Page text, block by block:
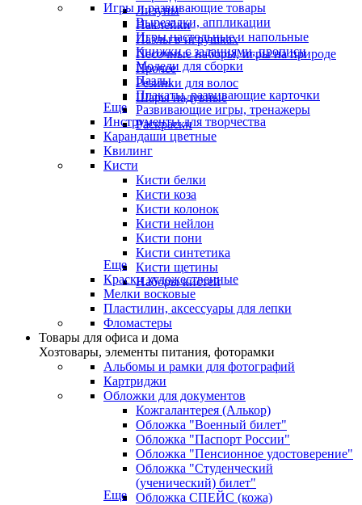
Лизуны
Наклейки
Пазлы в игрушках
Песочные наборы, игры на природе
Прочее
Резинки для волос
Шары надувные
Игры и развивающие товары
Вырезалки, аппликации
Игры настольные и напольные
Книжки с заданиями, прописи
Модели для сборки
Пазлы
Плакаты, развивающие карточки
Развивающие игры, тренажеры
Раскраски
Еще
Инструменты для творчества
Карандаши цветные
Квилинг
Кисти
Кисти белки
Кисти коза
Кисти колонок
Кисти нейлон
Кисти пони
Кисти синтетика
Кисти щетины
Наборы кистей
Еще
Краски художественные
Мелки восковые
Пластилин, аксессуары для лепки
Фломастеры
Товары для офиса и дома
Хозтовары, элементы питания, фоторамки
Альбомы и рамки для фотографий
Картриджи
Обложки для документов
Кожгалантерея (Алькор)
Обложка "Военный билет"
Обложка "Паспорт России"
Обложка "Пенсионное удостоверение"
Обложка "Студенческий
(ученический) билет"
Обложка СПЕЙС (кожа)
Еще